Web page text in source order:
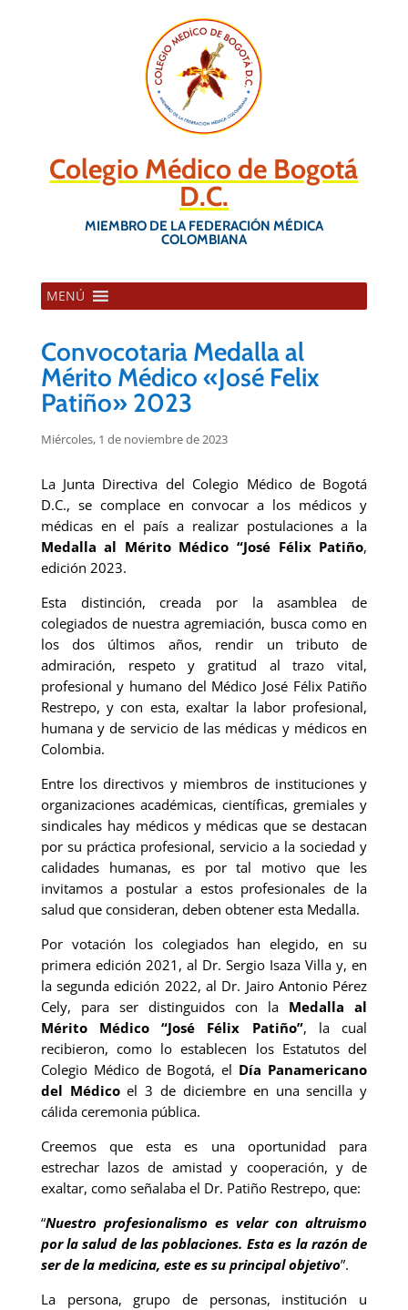
Colegio Médico de Bogotá
D.C.
MIEMBRO DE LA FEDERACIÓN MÉDICA
COLOMBIANA
MENÚ
Convocotaria Medalla al
Mérito Médico «José Felix
Patiño» 2023
Miércoles, 1 de noviembre de 2023
La Junta Directiva del Colegio Médico de Bogotá
D.C., se complace en convocar a los médicos y
médicas en el país a realizar postulaciones a la
Medalla al Mérito Médico “José Félix Patiño,
edición 2023.
Esta distinción, creada por la asamblea de
colegiados de nuestra agremiación, busca como en
los dos últimos años, rendir un tributo de
admiración, respeto y gratitud al trazo vital,
profesional y humano del Médico José Félix Patiño
Restrepo, y con esta, exaltar la labor profesional,
humana y de servicio de las médicas y médicos en
Colombia.
Entre los directivos y miembros de instituciones y
organizaciones académicas, científicas, gremiales y
sindicales hay médicos y médicas que se destacan
por su práctica profesional, servicio a la sociedad y
calidades humanas, es por tal motivo que les
invitamos a postular a estos profesionales de la
salud que consideran, deben obtener esta Medalla.
Por votación los colegiados han elegido, en su
primera edición 2021, al Dr. Sergio Isaza Villa y, en
la segunda edición 2022, al Dr. Jairo Antonio Pérez
Cely, para ser distinguidos con la Medalla al
Mérito Médico “José Félix Patiño”, la cual
recibieron, como lo establecen los Estatutos del
Colegio Médico de Bogotá, el Día Panamericano
del Médicoel 3 de diciembre en una sencilla y
cálida ceremonia pública.
Creemos que esta es una oportunidad para
estrechar lazos de amistad y cooperación, y de
exaltar, como señalaba el Dr. Patiño Restrepo, que:
“Nuestro profesionalismo es velar con altruismo
por la salud de las poblaciones. Esta es la razón de
ser de la medicina, este es su principal objetivo”.
La persona, grupo de personas, institución u